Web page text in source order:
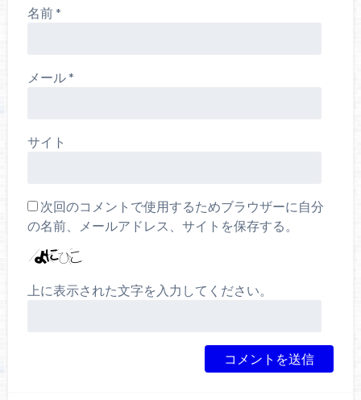
名前*
メール*
サイト
次回のコメントで使用するためブラウザーに自分
の名前、メールアドレス、サイトを保存する。
上に表示された文字を入力してください。